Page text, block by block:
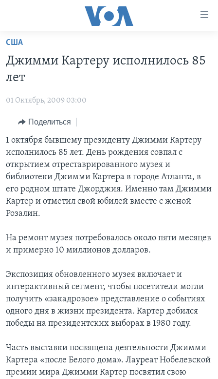
Перейти
основной
контент
навигации
Перейти
поиск
ПРОГРАММЫ
НОВОСТИ ЗА МИНУТУ
ИТОГИ
ПОЧЕМУ ЭТО ВАЖНО?
ДЕТАЛИ
НЬЮ-ЙОРК NEW YORK
АМЕРИКА. БОЛЬШОЕ ПУТЕШЕСТВИЕ
УЧИМ АНГЛИЙСКИЙ
НАША АМЕРИКАНСКАЯ ИСТОРИЯ
А КАК В АМЕРИКЕ?
АМЕРИКАНСКИЕ ГОРОДКИ
ТЕСТЫ
ЭКСПЕРТИЗА
ИНТЕРВЬЮ
ФАКТЫ ПРОТИВ ФЕЙКОВ
ЗА СВОБОДУ ПРЕССЫ
УЧИМ АНГЛИЙСКИЙ
ВИДЕО
ПОДПИСКА НА НОВОСТИ
Learning English
Языки
США
Джимми Картеру исполнилось 85
лет
01 Октябрь, 2009 03:00
Поделиться
1 октября бывшему президенту Джимми Картеру
исполнилось 85 лет. День рождения совпал с
открытием отреставрированного музея и
библиотеки Джимми Картера в городе Атланта, в
его родном штате Джорджия. Именно там Джимми
Картер и отметил свой юбилей вместе с женой
Розалин.
На ремонт музея потребовалось около пяти месяцев
и примерно 10 миллионов долларов.
Экспозиция обновленного музея включает и
интерактивный сегмент, чтобы посетители могли
получить «закадровое» представление о событиях
одного дня в жизни президента. Картер добился
победы на президентских выборах в 1980 году.
Часть выставки посвящена деятельности Джимми
Картера «после Белого дома». Лауреат Нобелевской
премии мира Джимми Картер посвятил свою